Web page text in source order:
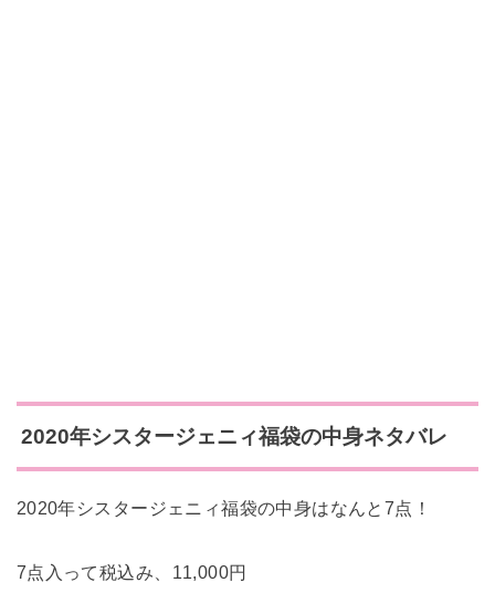
2020年シスタージェニィ福袋の中身ネタバレ
2020年シスタージェニィ福袋の中身はなんと7点！
7点入って税込み、11,000円